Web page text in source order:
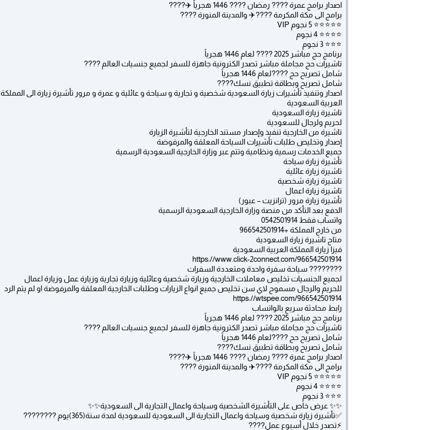
اصدار برامج عمرة ???? رمضان ???? 1446 هجرياً ✈️????
برامج الى مكة المكرمة ????✈️ والمدينة المنورة ????
⭐️⭐️⭐️⭐️⭐️ 5 نجوم VIP
⭐️⭐️⭐️⭐️ 4 نجوم
⭐️⭐️⭐️ 3 نجوم
برنامج حج مباشر 2025 ???? لعام 1446 هجرياً
تاشيرات حج مجاملة مباشر تصدر الكترونية جاهزة للسفر لجميع جنسيات العالم ????
شامل تصريح حج ????لعام 1446 هجرياً
شامل تصريح وبطاقة تطبيق نسك????
اصدار وتنفيذ تأشيرات زيارة السعودية شخصية و تجارية و سياحة و عائلية و عمرة و مرور تأشيرة زيارة الى المملكة
العربية السعودية
‏تاشيرة زيارة السعودية
لحريم ولرجال للسعودية ‏
تاشيرة من الخارجية تنفيذ وإصدار مستند الخارجية لتأشيرة الزيارة
إصدار وتخليص طلبات تأشيرات السياحة المعلقة والمرفوضة
جميع الخدمات رسمية ونظامية وتتم عبر وزارة الخارجية السعودية الرسمية
تأشيرة زيارة سياحة
تاشيرة زيارة عائلية
تاشيرة زيارة شخصية
تاشيرة زيارة اعمال
تأشيرة زيارة مرور (ترانزيت – عبور)
الدفع بعد التأكد من منصة وزارة الخارجية السعودية الرسمية
واتساب فقط 0542501914
من خارج المملكة +966542501914
متاح تاشيرة زيارة السعودية
فيزا زيارة المملكة العربية السعودية
https://www.click-2connect.com/966542501914
???????? سياحة سفرة واحدة ومتعددة السفرات
لجميع الجنسيات تخليص معاملات الخارجية وزيارة شخصية وعائلية وزيارة تجارية وزيارة عمل وزيارة اعمال
للحريم والرجال مسموح لاي سن تخليص جميع انواع الزيارات وطلبات الخارجية المعلقة والمرفوضة او لم يتم الرد
https://wtspee.com/966542501914
رابط محادثة سريع بالواتساب
برنامج حج مباشر 2025 ???? لعام 1446 هجرياً
تاشيرات حج مجاملة مباشر تصدر الكترونية جاهزة للسفر لجميع جنسيات العالم ????
شامل تصريح حج ????لعام 1446 هجرياً
شامل تصريح وبطاقة تطبيق نسك????
اصدار برامج عمرة ???? رمضان ???? 1446 هجرياً ✈️????
برامج الى مكة المكرمة ????✈️ والمدينة المنورة ????
⭐️⭐️⭐️⭐️⭐️ 5 نجوم VIP
⭐️⭐️⭐️⭐️ 4 نجوم
⭐️⭐️⭐️ 3 نجوم
✨✨ عرض خاص على التأشيرة الشخصية وسياحة واعمال التجارية الى السعودية✨✨
✅تأشيرة زيارة شخصية وسياحة واعمال التجارية الى السعودية للسعودية لمدة سنة(365)يوم ????????
⚡️تصدر خلال أسبوع عمل????